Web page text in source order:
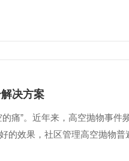
决方案
痛”。近年来，高空抛物事件
的效果，社区管理高空抛物普